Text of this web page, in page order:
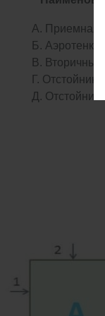
А. Приемная
Б. Аэротенк
В. Вторичный
Г. Отстойник
Д. Отстойник